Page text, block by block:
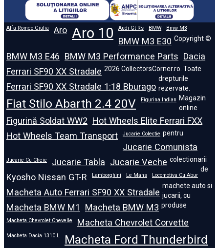
Alfa Romeo Giulia Aro Aro 10 Audi Gt Rs BMW Bmw M3
BMW M3 E30
BMW M3 E46 BMW M3 Performance Parts Dacia
Ferrari SF90 XX Stradale
Ferrari SF90 XX Stradale 1:18 Bburago
Fiat Stilo Abarth 2.4 20V Figurina Indian
Figurină Soldat WW2 Hot Wheels Elite Ferrari FXX
Hot Wheels Team Transport
Jucarie Colectie
Jucarie Comunista
Jucarie Cu Cheie Jucarie Tabla Jucarie Veche
Kyosho Nissan GT-R
Lamborghini Le Mans Locomotiva Cu Abur
Macheta Auto Ferrari SF90 XX Stradale
Macheta BMW M1
Macheta BMW M3
Macheta Chevrolet Chevelle Macheta Chevrolet Corvette
Macheta Dacia 1310 L Macheta Ford Thunderbird
Copyright ©
2026 CollectorsCorner.ro. Toate
drepturile
rezervate.
Magazin
online
pentru
colectionarii
de
machete auto si
jucarii, cu
produse